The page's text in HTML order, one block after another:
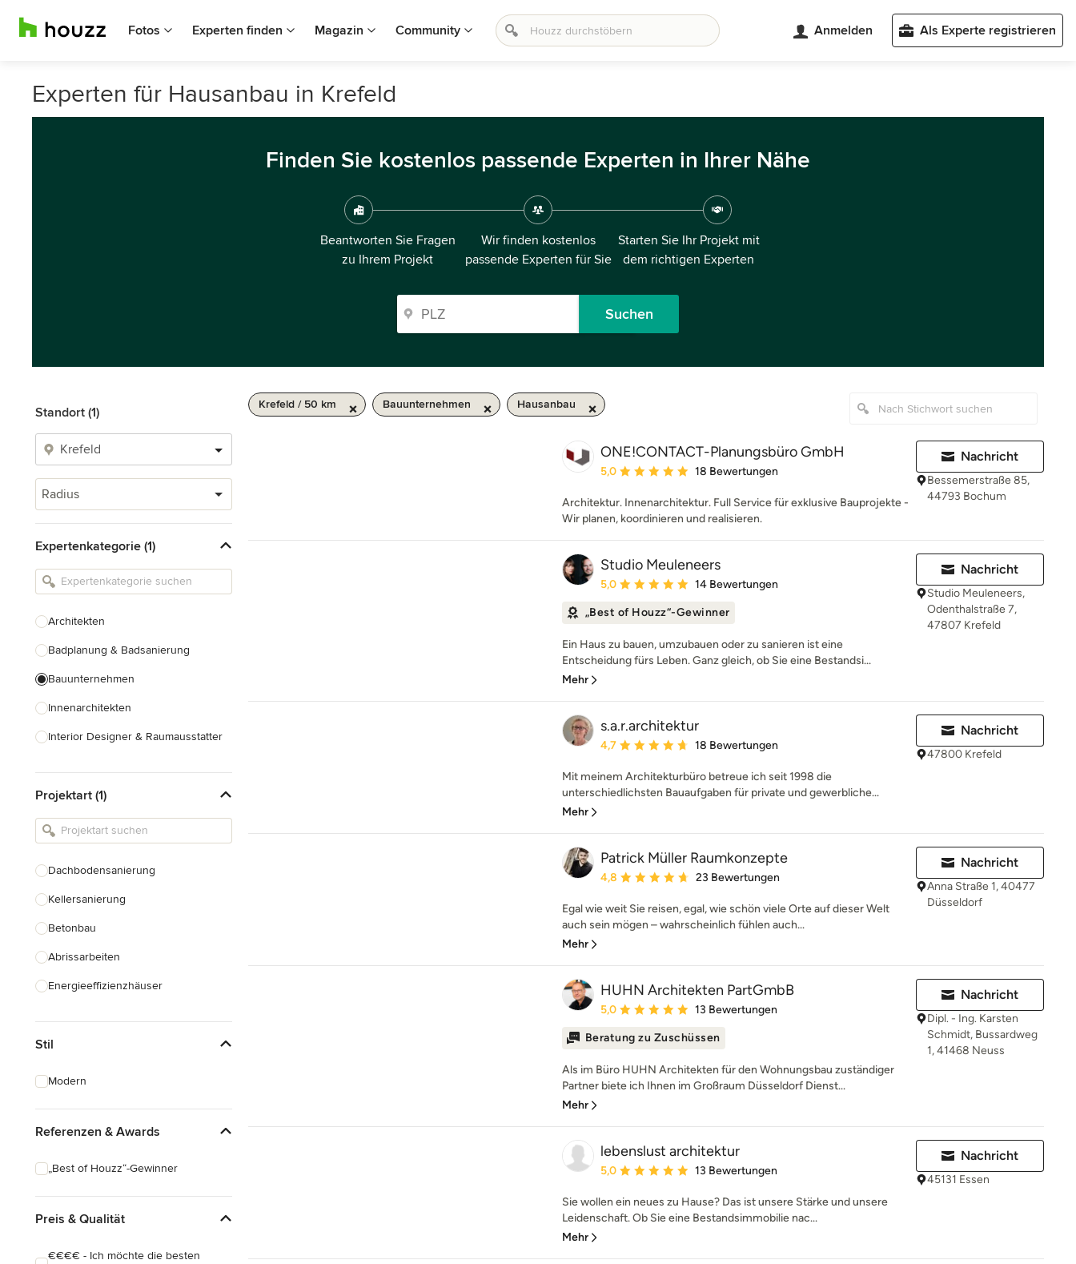
Fotos Experten finden Magazin Community Anmelden Als Experte registrieren
Experten für Hausanbau in Krefeld
Finden Sie kostenlos passende Experten in Ihrer Nähe
Beantworten Sie Fragen
zu Ihrem Projekt
Wir finden kostenlos
passende Experten für Sie
Starten Sie Ihr Projekt mit
dem richtigen Experten
Suchen
Standort (1)
Radius
Expertenkategorie (1)
Architekten
Badplanung & Badsanierung
Bauunternehmen
Innenarchitekten
Interior Designer & Raumausstatter
Landschaftsarchitekten
Armaturen & Sanitärbedarf
Projektart (1)
Dachbodensanierung
Kellersanierung
Betonbau
Abrissarbeiten
Energieeffizienzhäuser
Garagenbau
Hauserweiterungen
Alle anzeigen
Stil
Modern
Referenzen & Awards
„Best of Houzz“-Gewinner
Preis & Qualität
€€€€ - Ich möchte die besten
Krefeld / 50 km Bauunternehmen Hausanbau
ONE!CONTACT-Planungsbüro GmbH
Durchschnittliche Bewertung: 5 von 5 Sternen
5,0 18 Bewertungen
Architektur. Innenarchitektur. Full Service für exklusive Bauprojekte -
Wir planen, koordinieren und realisieren.
Nachricht
Bessemerstraße 85,
44793 Bochum
Studio Meuleneers
Durchschnittliche Bewertung: 5 von 5 Sternen
5,0 14 Bewertungen
„Best of Houzz“-Gewinner
Ein Haus zu bauen, umzubauen oder zu sanieren ist eine
Entscheidung fürs Leben. Ganz gleich, ob Sie eine Bestandsi...
Mehr
Nachricht
Studio Meuleneers,
Odenthalstraße 7,
47807 Krefeld
s.a.r.architektur
Durchschnittliche Bewertung: 4.7 von 5 Sternen
4,7 18 Bewertungen
Mit meinem Architekturbüro betreue ich seit 1998 die
unterschiedlichsten Bauaufgaben für private und gewerbliche...
Mehr
Nachricht
47800 Krefeld
Patrick Müller Raumkonzepte
Durchschnittliche Bewertung: 4.8 von 5 Sternen
4,8 23 Bewertungen
Egal wie weit Sie reisen, egal, wie schön viele Orte auf dieser Welt
auch sein mögen – wahrscheinlich fühlen auch...
Mehr
Nachricht
Anna Straße 1, 40477
Düsseldorf
HUHN Architekten PartGmbB
Durchschnittliche Bewertung: 5 von 5 Sternen
5,0 13 Bewertungen
Beratung zu Zuschüssen
Als im Büro HUHN Architekten für den Wohnungsbau zuständiger
Partner biete ich Ihnen im Großraum Düsseldorf Dienst...
Mehr
Nachricht
Dipl. - Ing. Karsten
Schmidt, Bussardweg
1, 41468 Neuss
lebenslust architektur
Durchschnittliche Bewertung: 5 von 5 Sternen
5,0 13 Bewertungen
Sie wollen ein neues zu Hause? Das ist unsere Stärke und unsere
Leidenschaft. Ob Sie eine Bestandsimmobilie nac...
Mehr
Nachricht
45131 Essen